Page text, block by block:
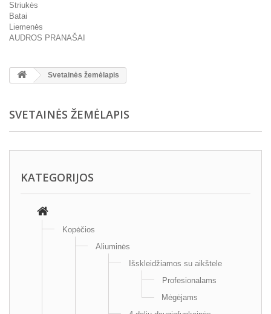
Striukės
Batai
Liemenės
AUDROS PRANAŠAI
Svetainės žemėlapis
SVETAINĖS ŽEMĖLAPIS
KATEGORIJOS
Kopėčios
Aliuminės
Išskleidžiamos su aikštele
Profesionalams
Mėgėjams